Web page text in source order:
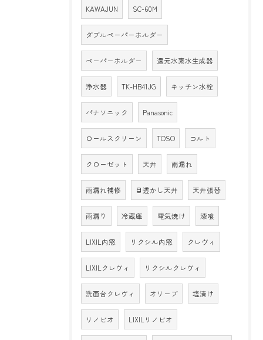
KAWAJUN SC-60M
ダブルペーパーホルダー
ペーパーホルダー 還元水素水生成器
浄水器 TK-HB41JG キッチン水栓
パナソニック Panasonic
ロールスクリーン TOSO コルト
クローゼット 天井 雨漏れ
雨漏れ補修 目透かし天井 天井張替
雨漏り 冷蔵庫 電気焼け 漆喰
LIXIL内窓 リクシル内窓 クレヴィ
LIXILクレヴィ リクシルクレヴィ
洗面台クレヴィ オリーブ 塩漬け
リノビオ LIXILリノビオ